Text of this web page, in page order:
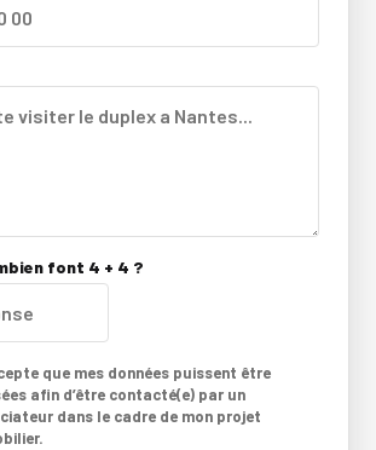
font 4 + 4 ?
que mes données puissent être
afin d’être contacté(e) par un
dans le cadre de mon projet